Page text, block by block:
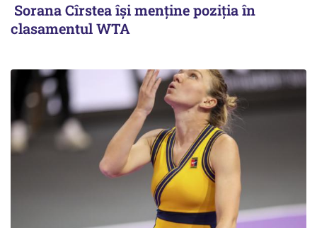
Sorana Cîrstea își menține poziția în
clasamentul WTA